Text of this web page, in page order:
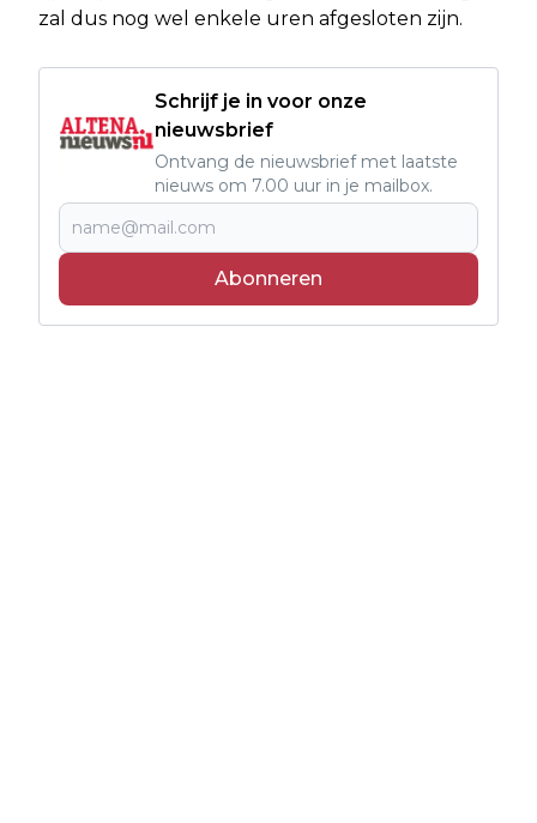
zal dus nog wel enkele uren afgesloten zijn.
Schrijf je in voor onze
nieuwsbrief
Ontvang de nieuwsbrief met laatste
nieuws om 7.00 uur in je mailbox.
Abonneren